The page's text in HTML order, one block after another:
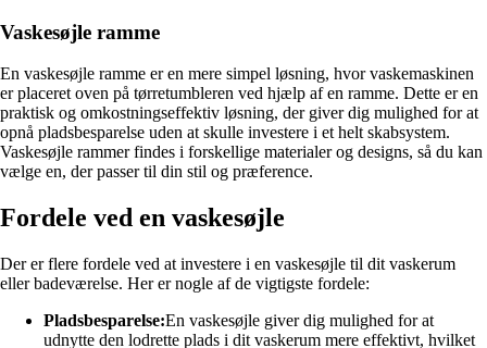
Vaskesøjle ramme
En vaskesøjle ramme er en mere simpel løsning, hvor vaskemaskinen
er placeret oven på tørretumbleren ved hjælp af en ramme. Dette er en
praktisk og omkostningseffektiv løsning, der giver dig mulighed for at
opnå pladsbesparelse uden at skulle investere i et helt skabsystem.
Vaskesøjle rammer findes i forskellige materialer og designs, så du kan
vælge en, der passer til din stil og præference.
Fordele ved en vaskesøjle
Der er flere fordele ved at investere i en vaskesøjle til dit vaskerum
eller badeværelse. Her er nogle af de vigtigste fordele:
Pladsbesparelse:En vaskesøjle giver dig mulighed for at
udnytte den lodrette plads i dit vaskerum mere effektivt, hvilket